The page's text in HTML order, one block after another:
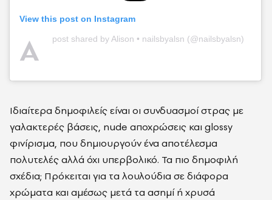
View this post on Instagram
A post shared by Alison • nailsbyalsn (@nailsbyalsn)
Ιδιαίτερα δημοφιλείς είναι οι συνδυασμοί στρας με
γαλακτερές βάσεις, nude αποχρώσεις και glossy
φινίρισμα, που δημιουργούν ένα αποτέλεσμα
πολυτελές αλλά όχι υπερβολικό. Τα πιο δημοφιλή
σχέδια; Πρόκειται για τα λουλούδια σε διάφορα
χρώματα και αμέσως μετά τα ασημί ή χρυσά